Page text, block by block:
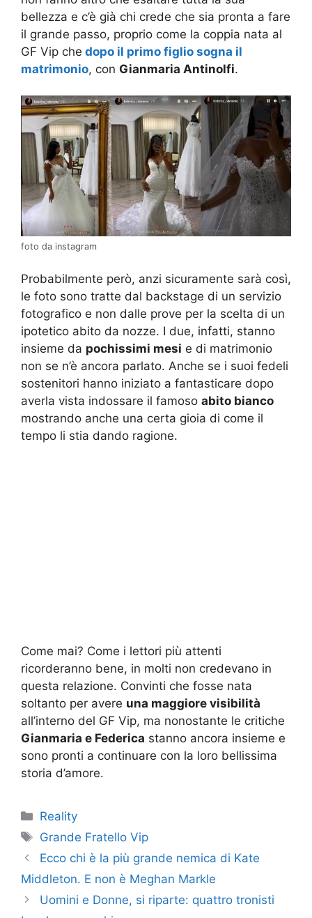
bellezza e c’è già chi crede che sia pronta a fare
il grande passo, proprio come la coppia nata al
GF Vip che dopo il primo figlio sogna il
matrimonio, con Gianmaria Antinolfi.
foto da instagram
Probabilmente però, anzi sicuramente sarà così,
le foto sono tratte dal backstage di un servizio
fotografico e non dalle prove per la scelta di un
ipotetico abito da nozze. I due, infatti, stanno
insieme da pochissimi mesi e di matrimonio
non se n’è ancora parlato. Anche se i suoi fedeli
sostenitori hanno iniziato a fantasticare dopo
averla vista indossare il famoso abito bianco
mostrando anche una certa gioia di come il
tempo li stia dando ragione.
Come mai? Come i lettori più attenti
ricorderanno bene, in molti non credevano in
questa relazione. Convinti che fosse nata
soltanto per avere una maggiore visibilità
all’interno del GF Vip, ma nonostante le critiche
Gianmaria e Federica stanno ancora insieme e
sono pronti a continuare con la loro bellissima
storia d’amore.
Categorie
Reality
Tag
Grande Fratello Vip
Ecco chi è la più grande nemica di Kate
Middleton. E non è Meghan Markle
Uomini e Donne, si riparte: quattro tronisti